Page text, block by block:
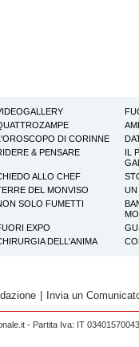
DI CORINNE
& PENSARE
IL
ALLO CHEF
DEL MONVISO
SOLO FUMETTI
EXPO
DELL'ANIMA
Invia un
- Partita Iva: IT